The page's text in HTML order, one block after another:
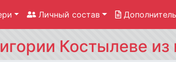
Личный состав
Костылеве из